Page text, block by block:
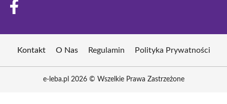
Kontakt O Nas Regulamin Polityka Prywatności
e-leba.pl 2026 © Wszelkie Prawa Zastrzeżone